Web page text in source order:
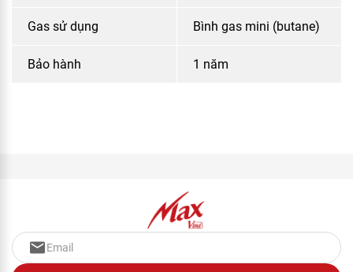
Gas sử dụng Bình gas mini (butane)
Bảo hành 1 năm